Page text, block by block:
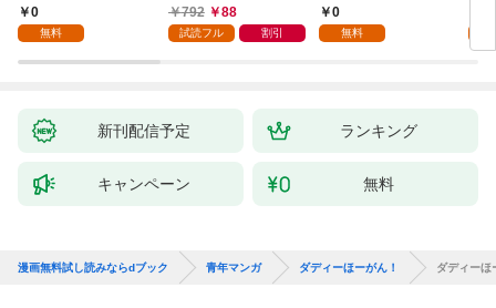
1 0
無料
792
88
試読フル 割引
0
無料
新刊配信予定 ランキング
キャンペーン 無料
漫画無料試し読みならdブック 青年マンガ ダディーほーがん！ ダディーほ